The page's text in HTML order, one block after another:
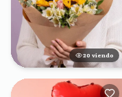
21 viendo